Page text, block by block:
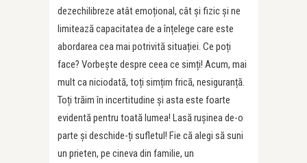
dezechilibreze atât emoțional, cât și fizic și ne
limitează capacitatea de a înțelege care este
abordarea cea mai potrivită situației. Ce poți
face? Vorbește despre ceea ce simți! Acum, mai
mult ca niciodată, toți simțim frică, nesiguranță.
Toți trăim în incertitudine și asta este foarte
evidentă pentru toată lumea! Lasă rușinea de-o
parte și deschide-ți sufletul! Fie că alegi să suni
un prieten, pe cineva din familie, un